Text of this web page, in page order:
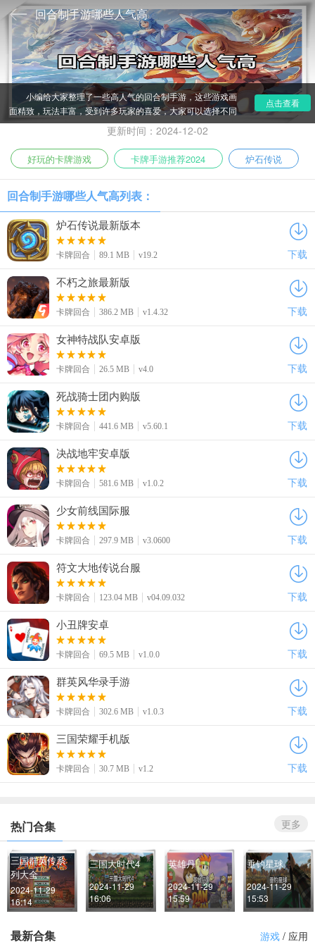
回合制手游哪些人气高
小编给大家整理了一些高人气的回合制手游，这些游戏画
面精致，玩法丰富，受到许多玩家的喜爱，大家可以选择不同
的卡牌以及角色进行阵容搭配，发挥出角色最强的实力，小编
推荐的游戏各有特色，感兴趣的朋友欢迎下载体验。
点击查看
更新时间：2024-12-02
好玩的卡牌游戏 卡牌手游推荐2024 炉石传说
回合制手游哪些人气高列表：
炉石传说最新版本
卡牌回合 89.1 MB v19.2 下载
不朽之旅最新版
卡牌回合 386.2 MB v1.4.32 下载
女神特战队安卓版
卡牌回合 26.5 MB v4.0 下载
死战骑士团内购版
卡牌回合 441.6 MB v5.60.1 下载
决战地牢安卓版
卡牌回合 581.6 MB v1.0.2 下载
少女前线国际服
卡牌回合 297.9 MB v3.0600 下载
符文大地传说台服
卡牌回合 123.04 MB v04.09.032 下载
小丑牌安卓
卡牌回合 69.5 MB v1.0.0 下载
群英风华录手游
卡牌回合 302.6 MB v1.0.3 下载
三国荣耀手机版
卡牌回合 30.7 MB v1.2 下载
热门合集 更多
三国群英传系
列大全
2024-11-29
16:14
三国大时代4
2024-11-29
16:06
英雄丹
2024-11-29
15:59
垂钓星球
2024-11-29
15:53
最新合集 游戏 / 应用